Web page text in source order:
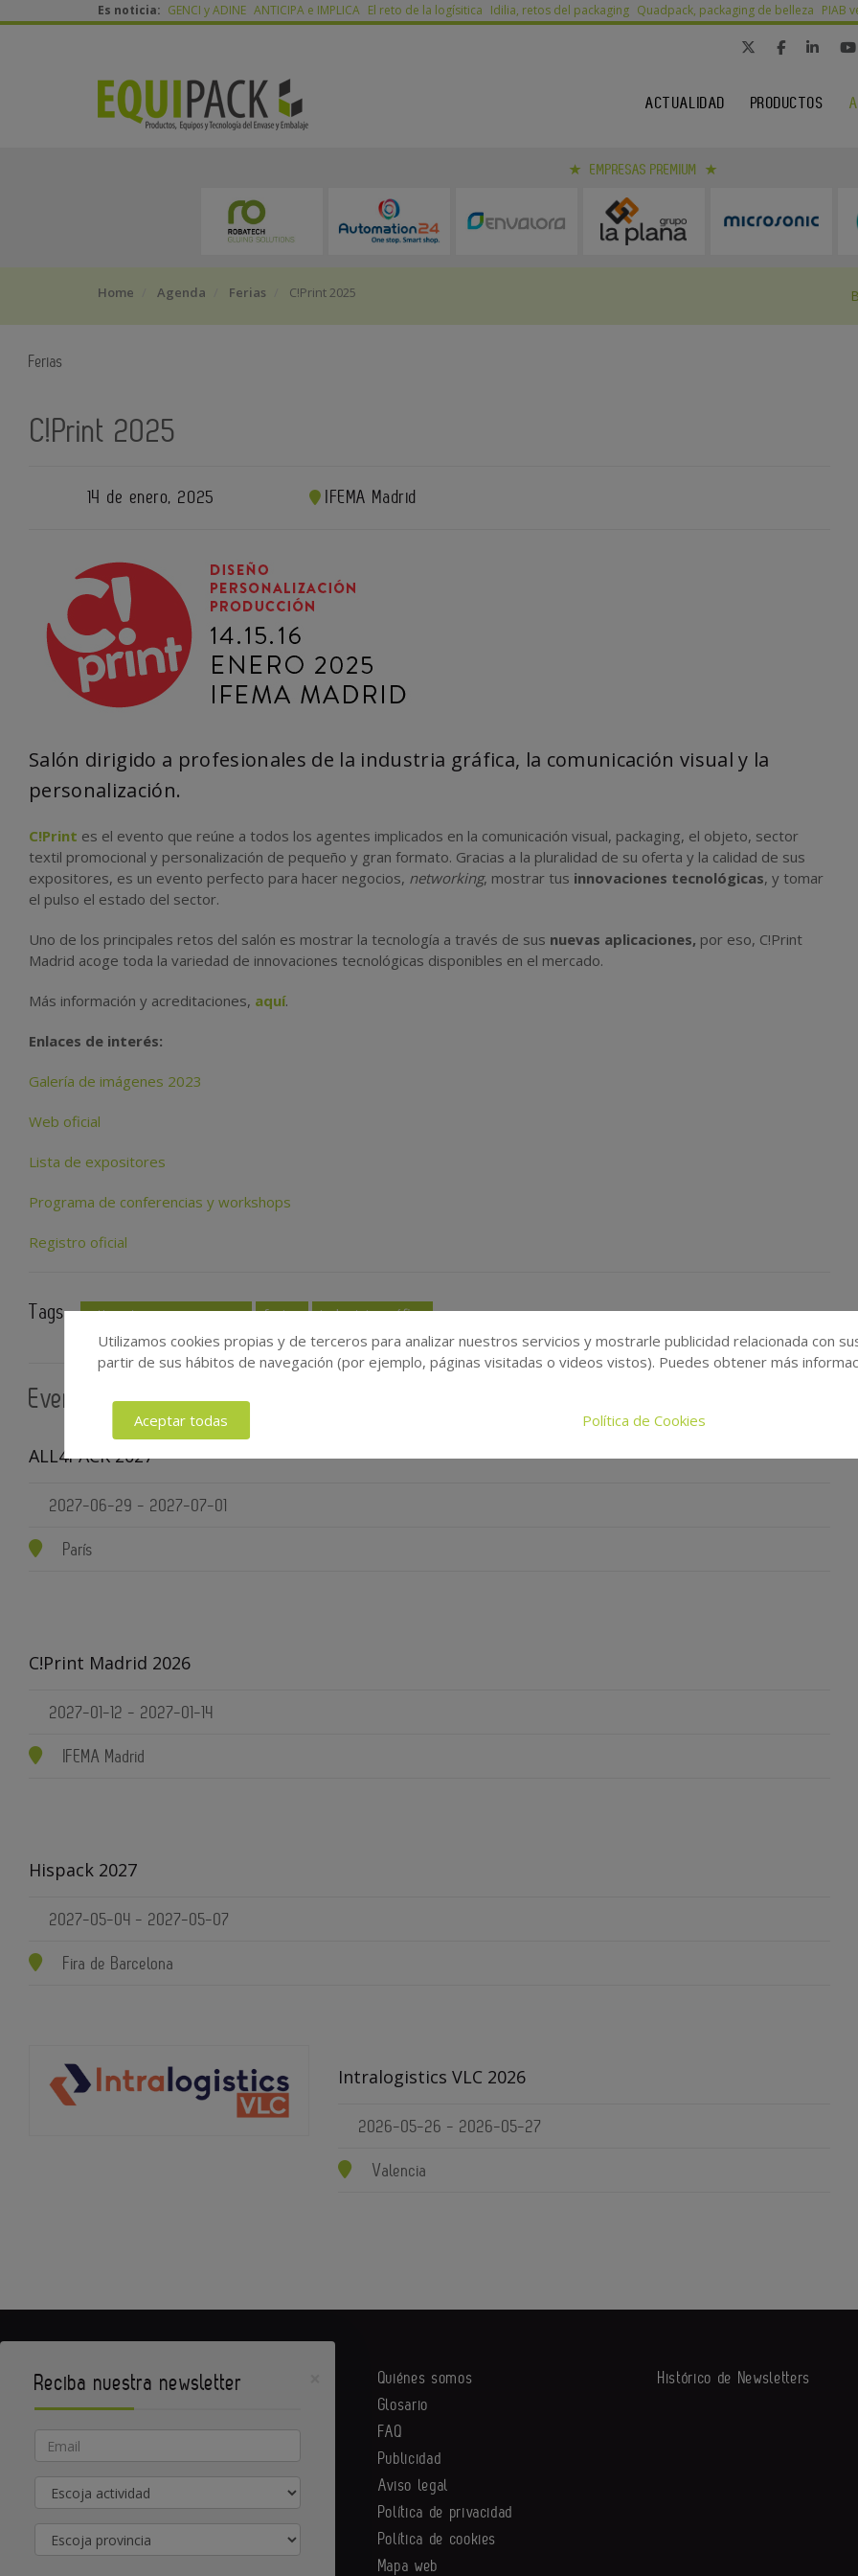
Es noticia: GENCI y ADINE ANTICIPA e IMPLICA El reto de la logísitica Idilia, retos del packaging Quadpack, packaging de belleza PIAB
ACTUALIDAD PRODUCTOS
EMPRESAS PREMIUM
Home Agenda Ferias C!Print 2025
Ferias
C!Print 2025
14 de enero, 2025 IFEMA Madrid
Salón dirigido a profesionales de la industria gráfica, la comunicación visual y la
personalización.
C!Print es el evento que reúne a todos los agentes implicados en la comunicación visual, packaging, el objeto, sector
textil promocional y personalización de pequeño y gran formato. Gracias a la pluralidad de su oferta y la calidad de sus
expositores, es un evento perfecto para hacer negocios, networking, mostrar tus innovaciones tecnológicas, y tomar
el pulso el estado del sector.
Uno de los principales retos del salón es mostrar la tecnología a través de sus nuevas aplicaciones, por eso, C!Print
Madrid acoge toda la variedad de innovaciones tecnológicas disponibles en el mercado.
Más información y acreditaciones, aquí.
Enlaces de interés:
Galería de imágenes 2023
Web oficial
Lista de expositores
Programa de conferencias y workshops
Registro oficial
Tags : etiquetas para envases ferias industria gráfica
Eventos relacionados
ALL4PACK 2027
2027-06-29 - 2027-07-01
París
C!Print Madrid 2026
2027-01-12 - 2027-01-14
IFEMA Madrid
Hispack 2027
2027-05-04 - 2027-05-07
Fira de Barcelona
Intralogistics VLC 2026
2026-05-26 - 2026-05-27
Valencia
Contacte con nosotros
Quiénes somos
Glosario
FAQ
Publicidad
Aviso legal
Política de privacidad
Política de cookies
Mapa web
Histórico de Newsletters
Utilizamos cookies propias y de terceros para analizar nuestros servicios y mostrarle publicidad relacionada con
partir de sus hábitos de navegación (por ejemplo, páginas visitadas o videos vistos). Puedes obtener más
Aceptar todas Política de Cookies
Reciba nuestra newsletter
Email
Actividad
Provincia